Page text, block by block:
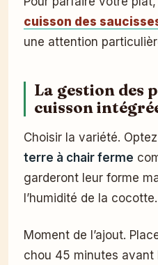
cuisson des
une attention
La gestion des
cuisson
Choisir la variété.
terre à chair ferme
garderont leur forme
l’humidité de la cocotte.
Moment de l’ajout.
chou 45 minutes avant